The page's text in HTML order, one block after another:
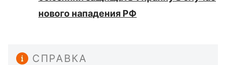
нового нападения РФ
СПРАВКА